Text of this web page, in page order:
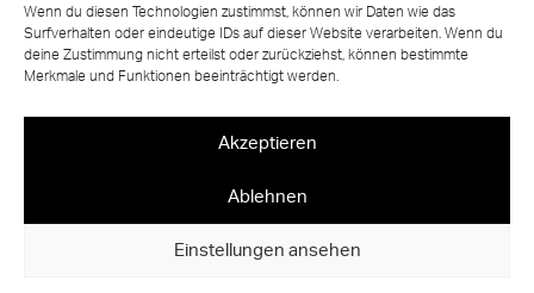
Wenn du diesen Technologien zustimmst, können wir Daten wie das
Surfverhalten oder eindeutige IDs auf dieser Website verarbeiten. Wenn du
deine Zustimmung nicht erteilst oder zurückziehst, können bestimmte
Merkmale und Funktionen beeinträchtigt werden.
Akzeptieren
Ablehnen
Einstellungen ansehen
zurück zur Übersicht
BEREIT FÜR IHR EIGENES TREPPEN
UNIKAT?
WARUM WARTEN?